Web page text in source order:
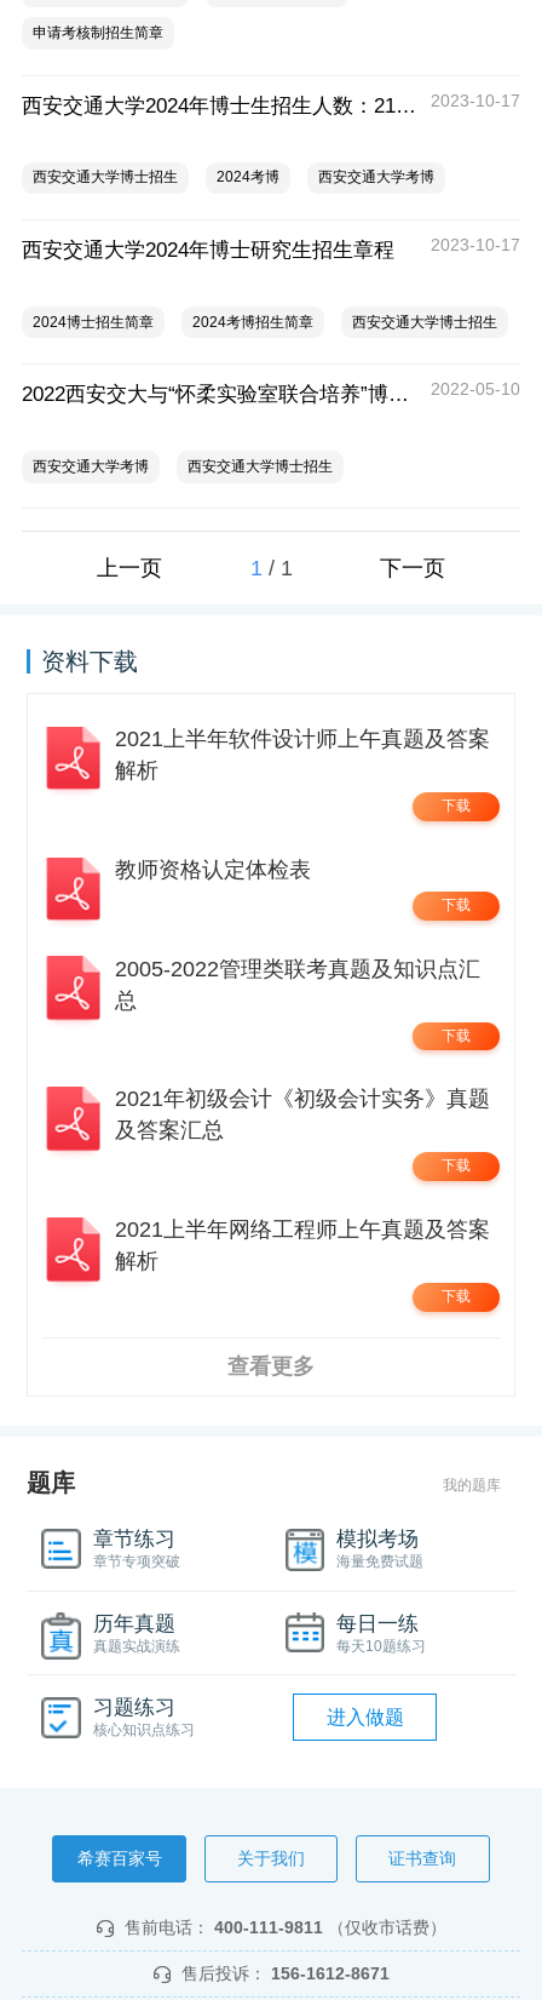
申请考核制招生简章
西安交通大学2024年博士生招生人数：2100名 2023-10-17
西安交通大学博士招生 2024考博 西安交通大学考博
西安交通大学2024年博士研究生招生章程 2023-10-17
2024博士招生简章 2024考博招生简章 西安交通大学博士招生
2022西安交大与“怀柔实验室联合培养”博士资格考核实施细则 2022-05-10
西安交通大学考博 西安交通大学博士招生
上一页 1 / 1 下一页
资料下载
2021上半年软件设计师上午真题及答案
解析
下载
教师资格认定体检表
下载
2005-2022管理类联考真题及知识点汇
总
下载
2021年初级会计《初级会计实务》真题
及答案汇总
下载
2021上半年网络工程师上午真题及答案
解析
下载
查看更多
题库 我的题库
章节练习
章节专项突破
模拟考场
海量免费试题
历年真题
真题实战演练
每日一练
每天10题练习
习题练习
核心知识点练习
进入做题
希赛百家号 关于我们 证书查询
售前电话： 400-111-9811 （仅收市话费）
售后投诉： 156-1612-8671